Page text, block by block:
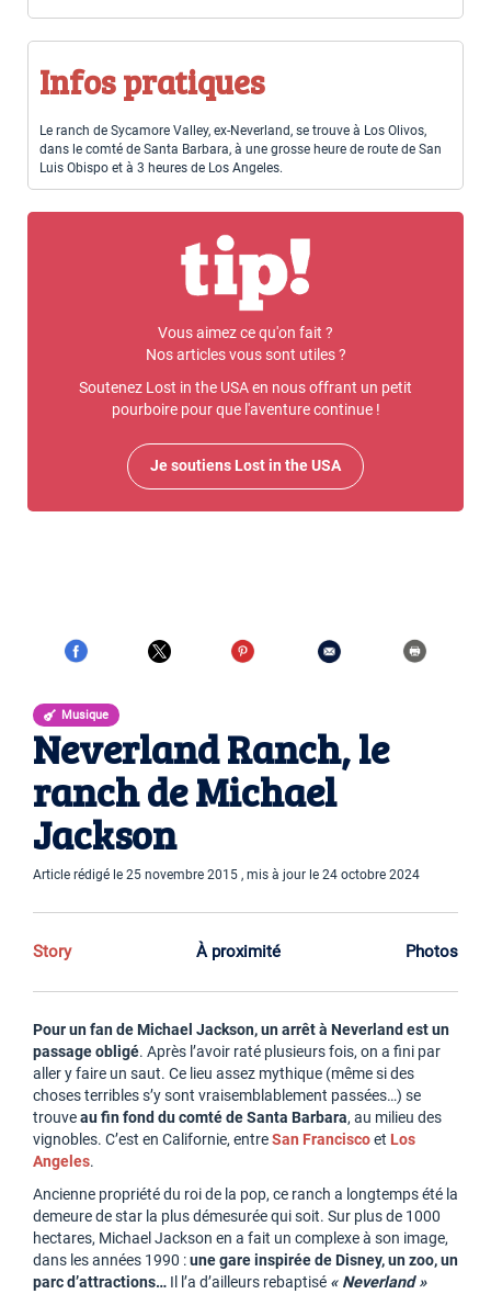
Musique
Neverland Ranch, le
ranch de Michael
Jackson
Article rédigé le 25 novembre 2015 , mis à jour le 24 octobre 2024
Story À proximité Photos
Pour un fan de Michael Jackson, un arrêt à Neverland est un
passage obligé. Après l’avoir raté plusieurs fois, on a fini par
aller y faire un saut. Ce lieu assez mythique (même si des
choses terribles s’y sont vraisemblablement passées…) se
trouveau fin fond du comté de Santa Barbara, au milieu des
vignobles. C’est en Californie, entreSan Franciscoet Los
Angeles.
Ancienne propriété du roi de la pop, ce ranch a longtemps été la
demeure de star la plus démesurée qui soit. Sur plus de 1000
hectares, Michael Jackson en a fait un complexe à son image,
dans les années 1990 :une gare inspirée de Disney, un zoo, un
parc d’attractions… Il l’a d’ailleurs rebaptisé « Neverland »
Infos pratiques
Le ranch de Sycamore Valley, ex-Neverland, se trouve à Los Olivos,
dans le comté de Santa Barbara, à une grosse heure de route de San
Luis Obispo et à 3 heures de Los Angeles.
Vous aimez ce qu'on fait ?
Nos articles vous sont utiles ?
Soutenez Lost in the USA en nous offrant un petit
pourboire pour que l'aventure continue !
Je soutiens Lost in the USA